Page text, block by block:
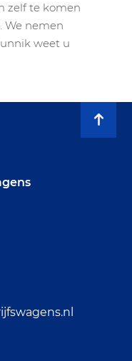
zelf te komen
We nemen
weet u